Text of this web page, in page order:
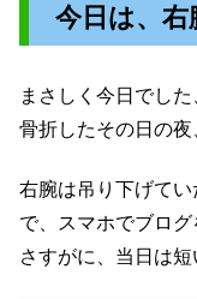
今日は、右
まさしく今日でし
骨折したその日の夜
右腕は吊り下げて
で、スマホでブログ
さすがに、当日は短